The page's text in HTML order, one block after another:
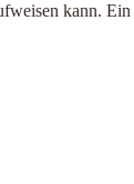
kann.